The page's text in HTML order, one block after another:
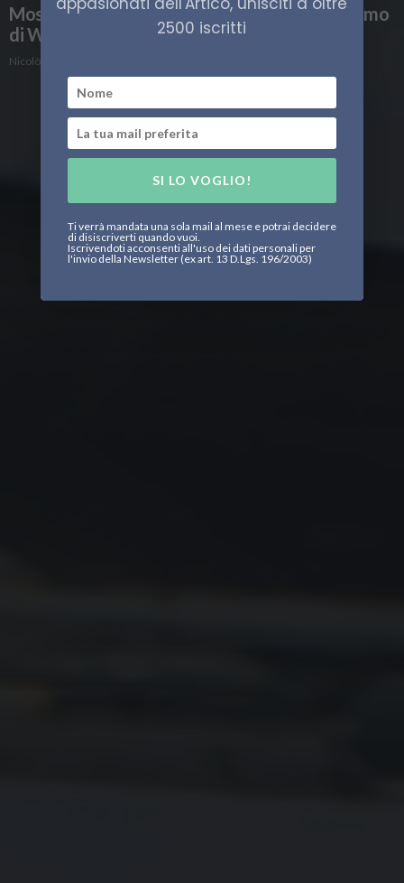
Mosca e Pechino sui cieli dell’Alaska: nervosismo
di Washington
Nicolò Radice Fossati
2500 iscritti
SI LO VOGLIO!
Ti verrà mandata una sola mail al mese e potrai decidere
di disiscriverti quando vuoi.
Iscrivendoti acconsenti all'uso dei dati personali per
l'invio della Newsletter (ex art. 13 D.Lgs. 196/2003)